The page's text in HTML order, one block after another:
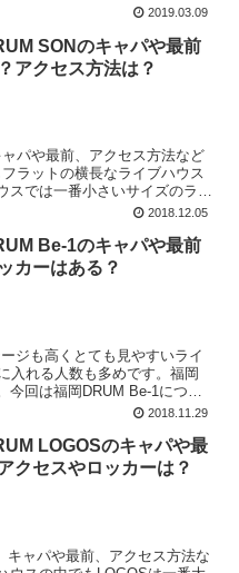
2019.03.09
SONのキャパや最前
アクセス方法は？
パや最前、アクセス方法など
ラットの横長なライブハウス
では一番小さいサイズのライ
階にあり、2階はCDショップの
2018.12.05
Be-1のキャパや最前
カーはある？
ジも高くとても見やすいライ
入れる人数も多めです。福岡
回は福岡DRUM Be-1につい
2018.11.29
LOGOSのキャパや最
クセスやロッカーは？
キャパや最前、アクセス方法な